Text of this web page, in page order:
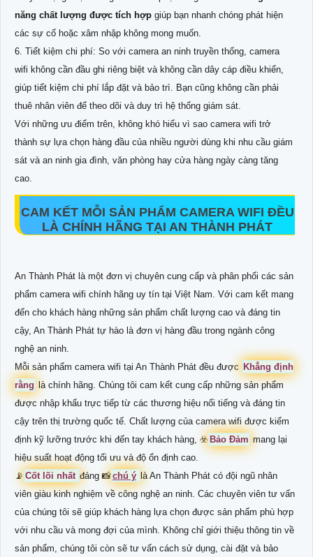
năng chất lượng được tích hợp giúp bạn nhanh chóng phát hiện
các sự cố hoặc xâm nhập không mong muốn.
6. Tiết kiệm chi phí: So với camera an ninh truyền thống, camera
wifi không cần đầu ghi riêng biệt và không cần dây cáp điều khiển,
giúp tiết kiệm chi phí lắp đặt và bảo trì. Bạn cũng không cần phải
thuê nhân viên để theo dõi và duy trì hệ thống giám sát.
Với những ưu điểm trên, không khó hiểu vì sao camera wifi trở
thành sự lựa chọn hàng đầu của nhiều người dùng khi nhu cầu giám
sát và an ninh gia đình, văn phòng hay cửa hàng ngày càng tăng
cao.
CAM KẾT MỖI SẢN PHẨM CAMERA WIFI ĐỀU
LÀ CHÍNH HÃNG TẠI AN THÀNH PHÁT
An Thành Phát là một đơn vị chuyên cung cấp và phân phối các sản
phẩm camera wifi chính hãng uy tín tại Việt Nam. Với cam kết mang
đến cho khách hàng những sản phẩm chất lượng cao và đáng tin
cậy, An Thành Phát tự hào là đơn vị hàng đầu trong ngành công
nghệ an ninh.
Mỗi sản phẩm camera wifi tại An Thành Phát đều được Khẳng định
rằng
là chính hãng. Chúng tôi cam kết cung cấp những sản phẩm
được nhập khẩu trực tiếp từ các thương hiệu nổi tiếng và đáng tin
cậy trên thị trường quốc tế. Chất lượng của camera wifi được kiểm
định kỹ lưỡng trước khi đến tay khách hàng, ☣️ Bảo Đảm mang lại
hiệu suất hoạt động tối ưu và độ ổn định cao.
📡 Cốt lõi nhất đáng 📸chú ý là An Thành Phát có đội ngũ nhân
viên giàu kinh nghiệm về công nghệ an ninh. Các chuyên viên tư vấn
của chúng tôi sẽ giúp khách hàng lựa chọn được sản phẩm phù hợp
với nhu cầu và mong đợi của mình. Không chỉ giới thiệu thông tin về
sản phẩm, chúng tôi còn sẽ tư vấn cách sử dụng, cài đặt và bảo